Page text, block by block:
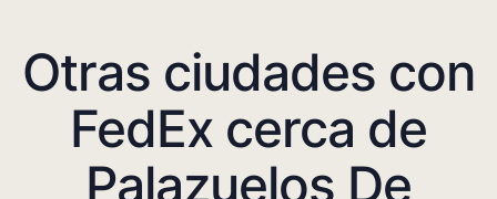
Otras ciudades con
FedEx cerca de
Palazuelos De